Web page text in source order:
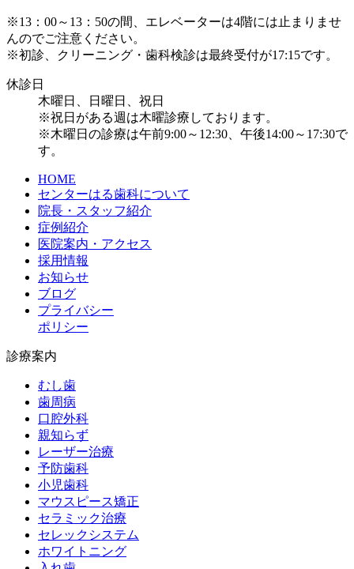
※13：00～13：50の間、エレベーターは4階には止まりませ
んのでご注意ください。
※初診、クリーニング・歯科検診は最終受付が17:15です。
休診日
木曜日、日曜日、祝日
※祝日がある週は木曜診療しております。
※木曜日の診療は午前9:00～12:30、午後14:00～17:30で
す。
HOME
センターはる歯科について
院長・スタッフ紹介
症例紹介
医院案内・アクセス
採用情報
お知らせ
ブログ
プライバシー
ポリシー
診療案内
むし歯
歯周病
口腔外科
親知らず
レーザー治療
予防歯科
小児歯科
マウスピース矯正
セラミック治療
セレックシステム
ホワイトニング